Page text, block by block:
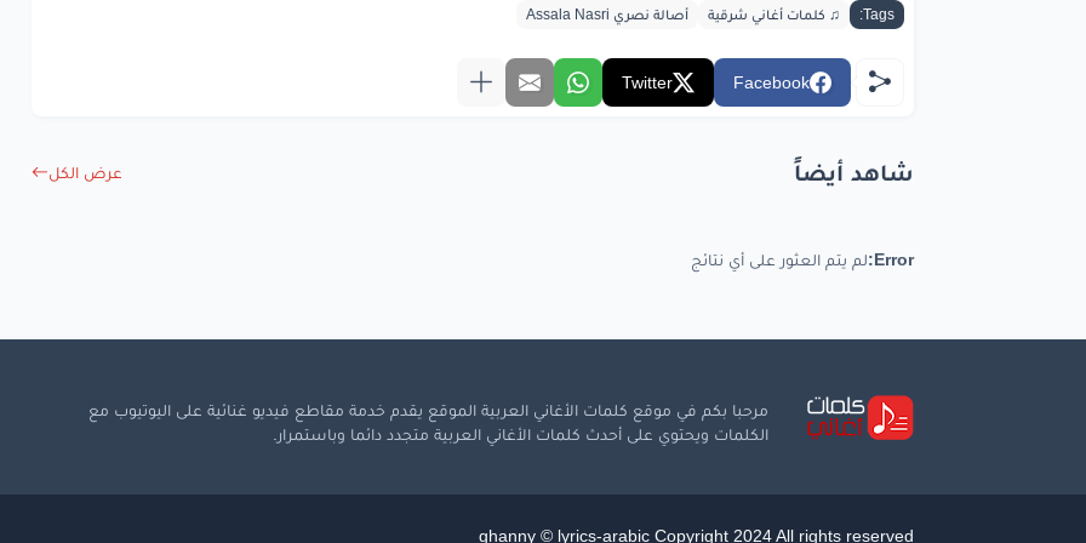
www.lyrics-arabic.com Tags: ♫ كلمات أغاني شرقية أصالة نصري Assala Nasri
Facebook
Twitter
شاهد أيضاً عرض الكل
Error: لم يتم العثور على أي نتائج
مرحبا بكم في موقع كلمات الأغاني العربية الموقع يقدم خدمة مقاطع فيديو غنائية على اليوتيوب مع
الكلمات ويحتوي على أحدث كلمات الأغاني العربية متجدد دائما وباستمرار.
ghanny © lyrics-arabic Copyright 2024 All rights reserved